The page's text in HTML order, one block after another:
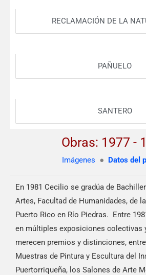
RECLAMACIÓN DE LA
PAÑUELO
SANTERO
Obras: 1977 -
Imágenes ● Datos del
En 1981 Cecilio se gradúa de
Artes, Facultad de Humanidades, de
Puerto Rico en Río Piedras. Entre
en múltiples exposiciones colectivas
merecen premios y distinciones,
Muestras de Pintura y Escultura del
Puertorriqueña, los Salones de Arte